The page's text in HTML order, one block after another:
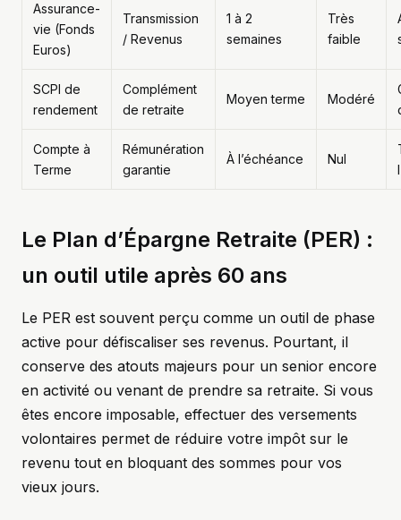
Assurance-
vie (Fonds
Euros)
Transmission
/ Revenus
1 à 2
semaines
Très
faible
SCPI de
rendement
Complément
de retraite
Moyen terme Modéré
Compte à
Terme
Rémunération
garantie
À l’échéance Nul
Le Plan d’Épargne Retraite (PER) :
un outil utile après 60 ans
Le PER est souvent perçu comme un outil de phase
active pour défiscaliser ses revenus. Pourtant, il
conserve des atouts majeurs pour un senior encore
en activité ou venant de prendre sa retraite. Si vous
êtes encore imposable, effectuer des versements
volontaires permet de réduire votre impôt sur le
revenu tout en bloquant des sommes pour vos
vieux jours.